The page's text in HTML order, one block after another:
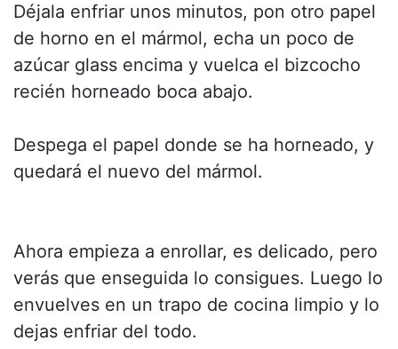
Déjala enfriar unos minutos, pon otro papel
de horno en el mármol, echa un poco de
azúcar glass encima y vuelca el bizcocho
recién horneado boca abajo.
Despega el papel donde se ha horneado, y
quedará el nuevo del mármol.
Ahora empieza a enrollar, es delicado, pero
verás que enseguida lo consigues. Luego lo
envuelves en un trapo de cocina limpio y lo
dejas enfriar del todo.